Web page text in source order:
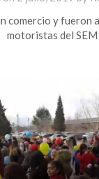
comercio y fueron
motoristas del SEM